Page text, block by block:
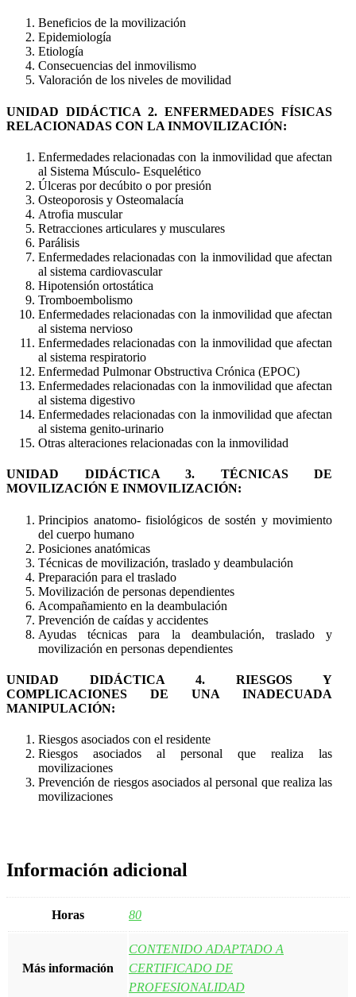
Beneficios de la movilización
Epidemiología
Etiología
Consecuencias del inmovilismo
Valoración de los niveles de movilidad
UNIDAD DIDÁCTICA 2. ENFERMEDADES FÍSICAS
RELACIONADAS CON LA INMOVILIZACIÓN:
Enfermedades relacionadas con la inmovilidad que afectan
al Sistema Músculo- Esquelético
Úlceras por decúbito o por presión
Osteoporosis y Osteomalacía
Atrofia muscular
Retracciones articulares y musculares
Parálisis
Enfermedades relacionadas con la inmovilidad que afectan
al sistema cardiovascular
Hipotensión ortostática
Tromboembolismo
Enfermedades relacionadas con la inmovilidad que afectan
al sistema nervioso
Enfermedades relacionadas con la inmovilidad que afectan
al sistema respiratorio
Enfermedad Pulmonar Obstructiva Crónica (EPOC)
Enfermedades relacionadas con la inmovilidad que afectan
al sistema digestivo
Enfermedades relacionadas con la inmovilidad que afectan
al sistema genito-urinario
Otras alteraciones relacionadas con la inmovilidad
UNIDAD DIDÁCTICA 3. TÉCNICAS DE
MOVILIZACIÓN E INMOVILIZACIÓN:
Principios anatomo- fisiológicos de sostén y movimiento
del cuerpo humano
Posiciones anatómicas
Técnicas de movilización, traslado y deambulación
Preparación para el traslado
Movilización de personas dependientes
Acompañamiento en la deambulación
Prevención de caídas y accidentes
Ayudas técnicas para la deambulación, traslado y
movilización en personas dependientes
UNIDAD DIDÁCTICA 4. RIESGOS Y
COMPLICACIONES DE UNA INADECUADA
MANIPULACIÓN:
Riesgos asociados con el residente
Riesgos asociados al personal que realiza las
movilizaciones
Prevención de riesgos asociados al personal que realiza las
movilizaciones
Información adicional
Horas 80
Más información
CONTENIDO ADAPTADO A
CERTIFICADO DE
PROFESIONALIDAD